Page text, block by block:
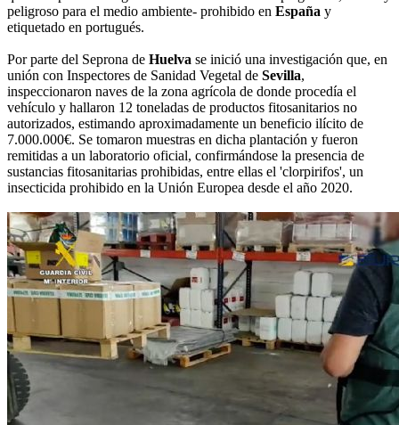
peligroso para el medio ambiente- prohibido en España y
etiquetado en portugués.
Por parte del Seprona de Huelva se inició una investigación que, en
unión con Inspectores de Sanidad Vegetal de Sevilla,
inspeccionaron naves de la zona agrícola de donde procedía el
vehículo y hallaron 12 toneladas de productos fitosanitarios no
autorizados, estimando aproximadamente un beneficio ilícito de
7.000.000€. Se tomaron muestras en dicha plantación y fueron
remitidas a un laboratorio oficial, confirmándose la presencia de
sustancias fitosanitarias prohibidas, entre ellas el 'clorpirifos', un
insecticida prohibido en la Unión Europea desde el año 2020.